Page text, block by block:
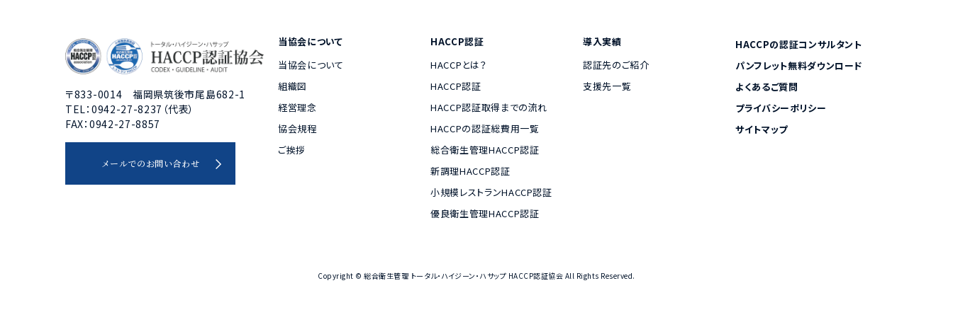
〒833-0014 福岡県筑後市尾島682-1
TEL：0942-27-8237（代表）
FAX：0942-27-8857
メールでのお問い合わせ
当協会について
当協会について
組織図
経営理念
協会規程
ご挨拶
HACCP認証
HACCPとは？
HACCP認証
HACCP認証取得までの流れ
HACCPの認証総費用一覧
総合衛生管理HACCP認証
新調理HACCP認証
小規模レストランHACCP認証
優良衛生管理HACCP認証
導入実績
認証先のご紹介
支援先一覧
HACCPの認証コンサルタント
パンフレット無料ダウンロード
よくあるご質問
プライバシーポリシー
サイトマップ
Copyright © 総合衛生管理 トータル・ハイジーン・ハサップ HACCP認証協会 All Rights Reserved.